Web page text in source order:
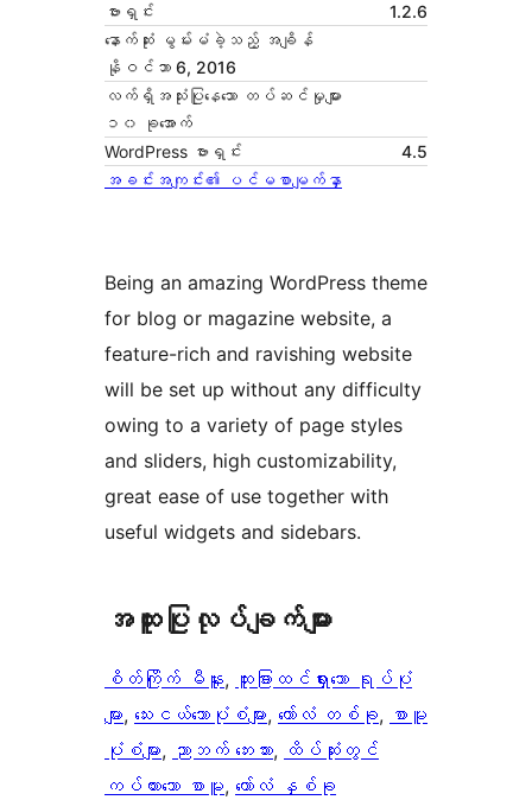
ဗားရှင်း
1.2.6
နောက်ဆုံး မွမ်းမံခဲ့သည့် အချိန်
နိုဝင်ဘာ 6, 2016
လက်ရှိအသုံးပြုနေသော တပ်ဆင်မှုများ
၁၀ ခုအောက်
WordPress ဗားရှင်း
4.5
အခင်းအကျင်း၏ ပင်မစာမျက်နှာ
Being an amazing WordPress theme
for blog or magazine website, a
feature-rich and ravishing website
will be set up without any difficulty
owing to a variety of page styles
and sliders, high customizability,
great ease of use together with
useful widgets and sidebars.
အ​ထူး​ပြု​လုပ်​ချက်​များ
စိတ်ကြိုက် မီနူး, ထူးခြားထင်ရှားသော ရုပ်ပုံ
များ, ​သေး​ငယ်သော​ပုံစံများ​, ကော်လံ တစ်ခု, စာမူ
ပုံစံများ, ညာဘက် ဘေးဘား, ထိပ်ဆုံးတွင်
ကပ်ထားသော စာမူ, ကော်လံ နှစ်ခု